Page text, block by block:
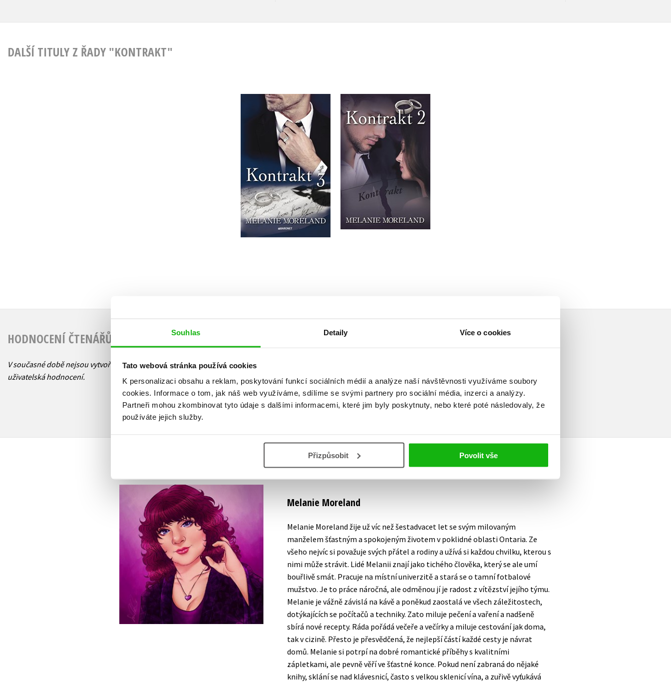
Souhlas Detaily Více o cookies
Tato webová stránka používá cookies
K personalizaci obsahu a reklam, poskytování funkcí sociálních médií a analýze naší návštěvnosti využíváme soubory
cookies. Informace o tom, jak náš web využíváme, sdílíme se svými partnery pro sociální média, inzerci a analýzy.
Partneři mohou zkombinovat tyto údaje s dalšími informacemi, které jim byly poskytnuty, nebo které poté následovaly, že
používáte jejich služby.
Přizpůsobit Povolit vše
DALŠÍ TITULY Z ŘADY "KONTRAKT"
Kontrakt 3
Melanie Moreland
Do košíku
399 Kč
319 Kč
Kontrakt 2
Melanie Moreland
Do košíku
239 Kč
HODNOCENÍ ČTENÁŘŮ
V současné době nejsou vytvořena žádná
uživatelská hodnocení.
Vaše hodnocení
Uživatelskou recenzi mohou vkládat pouze registrovaní uživatelé
Přihlásit
AUTOR KNIHY
Melanie Moreland
Melanie Moreland žije už víc než šestadvacet let se svým milovaným
manželem šťastným a spokojeným životem v poklidné oblasti Ontaria. Ze
všeho nejvíc si považuje svých přátel a rodiny a užívá si každou chvilku, kterou s
nimi může strávit. Lidé Melanii znají jako tichého člověka, který se ale umí
bouřlivě smát. Pracuje na místní univerzitě a stará se o tamní fotbalové
mužstvo. Je to práce náročná, ale odměnou jí je radost z vítězství jejího týmu.
Melanie je vážně závislá na kávě a poněkud zaostalá ve všech záležitostech,
dotýkajících se počítačů a techniky. Zato miluje pečení a vaření a nadšeně
sbírá nové recepty. Ráda pořádá večeře a večírky a miluje cestování jak doma,
tak v cizině. Přesto je přesvědčená, že nejlepší částí každé cesty je návrat
domů. Melanie si potrpí na dobré romantické příběhy s kvalitními
zápletkami, ale pevně věří ve šťastné konce. Pokud není zabraná do nějaké
knihy, sklání se nad klávesnicí, často s velkou sklenicí vína, a zuřivě vyťukává